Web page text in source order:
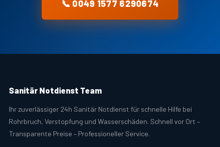
📞 0049 1577 6290674
Sanitär Notdienst Team
Ihr zuverlässiger 24h Sanitär Notdienst für schnelle Hilfe bei
Rohrbruch, Verstopfung und Wasserschäden. Schnell vor Ort –
Transparente Preise – Professioneller Service.